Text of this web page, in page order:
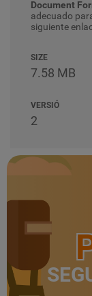
Document
adecuado
siguiente
SIZE
7.58 MB
VERSIÓ
2